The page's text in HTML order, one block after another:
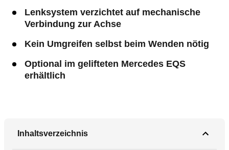
Lenksystem verzichtet auf mechanische
Verbindung zur Achse
Kein Umgreifen selbst beim Wenden nötig
Optional im gelifteten Mercedes EQS
erhältlich
Inhaltsverzeichnis